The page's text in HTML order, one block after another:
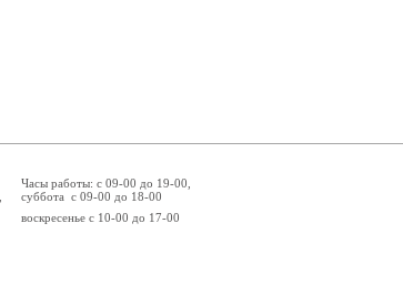
Часы работы: с 09-00 до 19-00,
суббота с 09-00 до 18-00
воскресенье с 10-00 до 17-00